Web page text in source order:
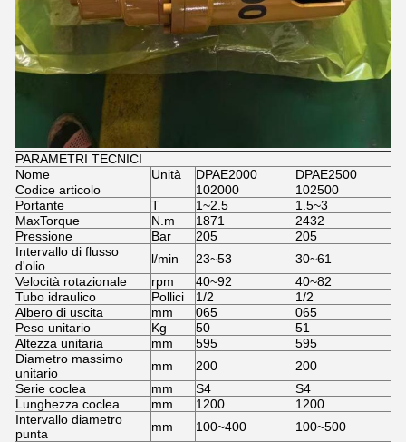
PARAMETRI TECNICI
Nome
Unità DPAE2000 DPAE2500
Codice articolo
102000 102500
Portante
T 1~2.5 1.5~3
MaxTorque
N.m 1871 2432
Pressione
Bar 205 205
Intervallo di flusso
d'olio
l/min 23~53 30~61
Velocità rotazionale
rpm 40~92 40~82
Tubo idraulico
Pollici 1/2 1/2
Albero di uscita
mm 065 065
Peso unitario
Kg 50 51
Altezza unitaria
mm 595 595
Diametro massimo
unitario
mm 200 200
Serie coclea
mm S4 S4
Lunghezza coclea
mm 1200 1200
Intervallo diametro
punta
mm 100~400 100~500